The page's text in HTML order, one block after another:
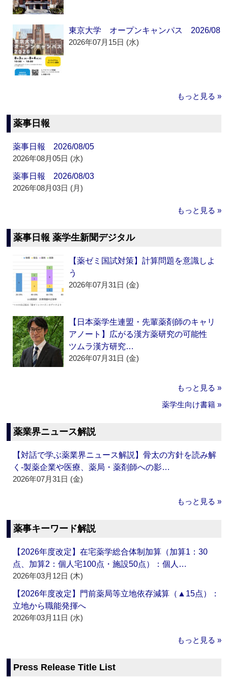
東京大学 オープンキャンパス 2026/08
2026年07月15日 (水)
もっと見る »
薬事日報
薬事日報 2026/08/05
2026年08月05日 (水)
薬事日報 2026/08/03
2026年08月03日 (月)
もっと見る »
薬事日報 薬学生新聞デジタル
【薬ゼミ国試対策】計算問題を意識しよ
う
2026年07月31日 (金)
【日本薬学生連盟・先輩薬剤師のキャリ
アノート】広がる漢方薬研究の可能性
ツムラ漢方研究…
2026年07月31日 (金)
もっと見る »
薬学生向け書籍 »
薬業界ニュース解説
【対話で学ぶ薬業界ニュース解説】骨太の方針を読み解
く‐製薬企業や医療、薬局・薬剤師への影…
2026年07月31日 (金)
もっと見る »
薬事キーワード解説
【2026年度改定】在宅薬学総合体制加算（加算1：30
点、加算2：個人宅100点・施設50点）：個人…
2026年03月12日 (木)
【2026年度改定】門前薬局等立地依存減算（▲15点）：
立地から職能発揮へ
2026年03月11日 (水)
もっと見る »
Press Release Title List